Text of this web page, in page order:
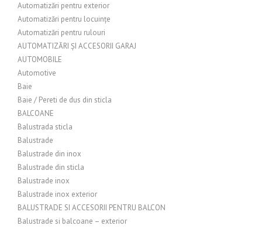
Automatizări pentru exterior
Automatizări pentru locuințe
Automatizări pentru rulouri
AUTOMATIZĂRI ȘI ACCESORII GARAJ
AUTOMOBILE
Automotive
Baie
Baie / Pereti de dus din sticla
BALCOANE
Balustrada sticla
Balustrade
Balustrade din inox
Balustrade din sticla
Balustrade inox
Balustrade inox exterior
BALUSTRADE SI ACCESORII PENTRU BALCON
Balustrade si balcoane – exterior